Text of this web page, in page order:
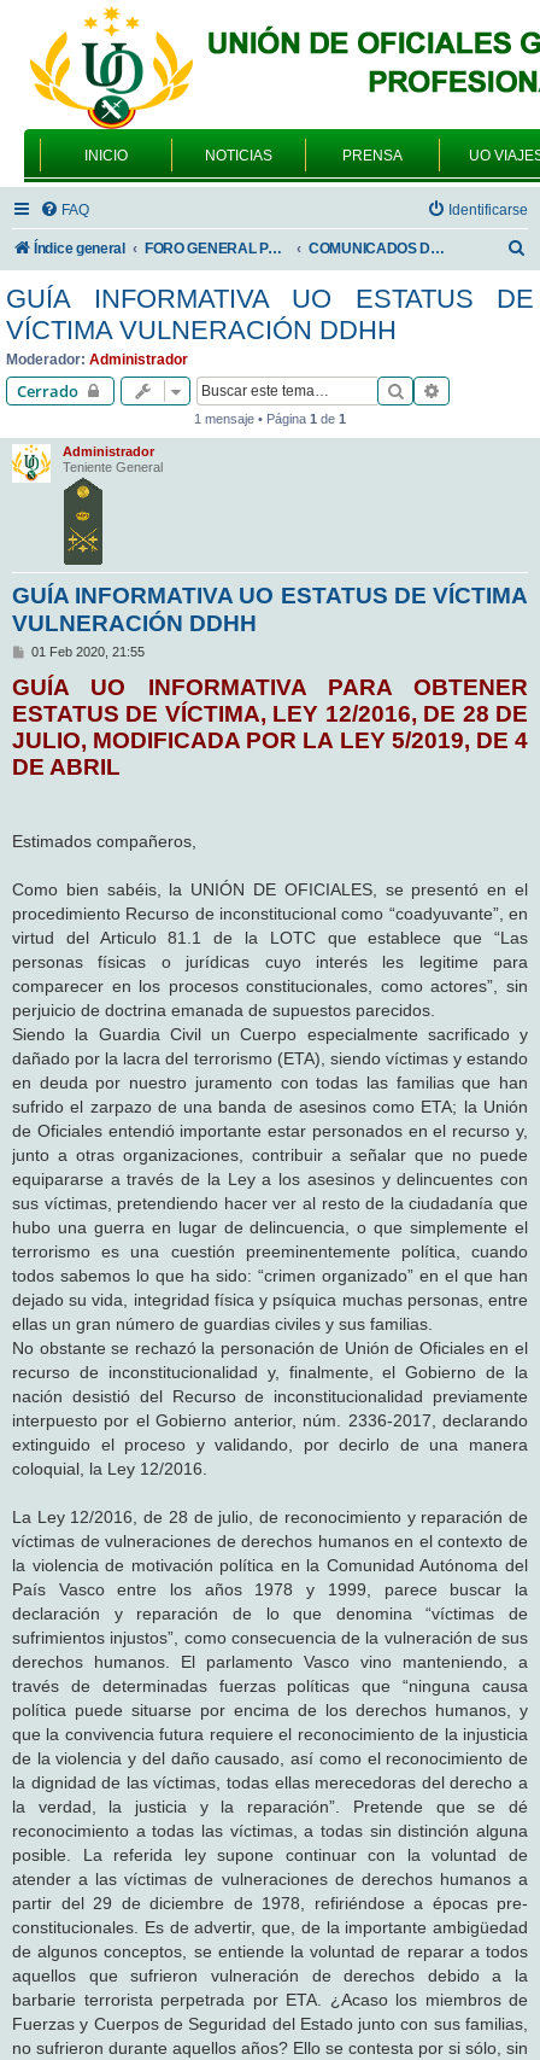
INICIO NOTICIAS PRENSA UO
FAQ Identificarse
Índice general FORO GENERAL PARA TODOS LOS USUARIOS COMUNICADOS DE LA UNIÓN DE OFICIALES
s
GUÍA INFORMATIVA UO ESTATUS DE
VÍCTIMA VULNERACIÓN DDHH
Moderador: Administrador
Cerrado Buscar
1 mensaje • Página 1 de 1
Administrador
Teniente General
GUÍA INFORMATIVA UO ESTATUS DE VÍCTIMA
VULNERACIÓN DDHH
M
n
s
a
e
01 Feb 2020, 21:55
GUÍA UO INFORMATIVA PARA OBTENER
ESTATUS DE VÍCTIMA, LEY 12/2016, DE 28 DE
JULIO, MODIFICADA POR LA LEY 5/2019, DE 4
DE ABRIL
Estimados compañeros,
Como bien sabéis, la UNIÓN DE OFICIALES, se presentó en el
procedimiento Recurso de inconstitucional como “coadyuvante”, en
virtud del Articulo 81.1 de la LOTC que establece que “Las
personas físicas o jurídicas cuyo interés les legitime para
comparecer en los procesos constitucionales, como actores”, sin
perjuicio de doctrina emanada de supuestos parecidos.
Siendo la Guardia Civil un Cuerpo especialmente sacrificado y
dañado por la lacra del terrorismo (ETA), siendo víctimas y estando
en deuda por nuestro juramento con todas las familias que han
sufrido el zarpazo de una banda de asesinos como ETA; la Unión
de Oficiales entendió importante estar personados en el recurso y,
junto a otras organizaciones, contribuir a señalar que no puede
equipararse a través de la Ley a los asesinos y delincuentes con
sus víctimas, pretendiendo hacer ver al resto de la ciudadanía que
hubo una guerra en lugar de delincuencia, o que simplemente el
terrorismo es una cuestión preeminentemente política, cuando
todos sabemos lo que ha sido: “crimen organizado” en el que han
dejado su vida, integridad física y psíquica muchas personas, entre
ellas un gran número de guardias civiles y sus familias.
No obstante se rechazó la personación de Unión de Oficiales en el
recurso de inconstitucionalidad y, finalmente, el Gobierno de la
nación desistió del Recurso de inconstitucionalidad previamente
interpuesto por el Gobierno anterior, núm. 2336-2017, declarando
extinguido el proceso y validando, por decirlo de una manera
coloquial, la Ley 12/2016.
La Ley 12/2016, de 28 de julio, de reconocimiento y reparación de
víctimas de vulneraciones de derechos humanos en el contexto de
la violencia de motivación política en la Comunidad Autónoma del
País Vasco entre los años 1978 y 1999, parece buscar la
declaración y reparación de lo que denomina “víctimas de
sufrimientos injustos”, como consecuencia de la vulneración de sus
derechos humanos. El parlamento Vasco vino manteniendo, a
través de determinadas fuerzas políticas que “ninguna causa
política puede situarse por encima de los derechos humanos, y
que la convivencia futura requiere el reconocimiento de la injusticia
de la violencia y del daño causado, así como el reconocimiento de
la dignidad de las víctimas, todas ellas merecedoras del derecho a
la verdad, la justicia y la reparación”. Pretende que se dé
reconocimiento a todas las víctimas, a todas sin distinción alguna
posible. La referida ley supone continuar con la voluntad de
atender a las víctimas de vulneraciones de derechos humanos a
partir del 29 de diciembre de 1978, refiriéndose a épocas pre-
constitucionales. Es de advertir, que, de la importante ambigüedad
de algunos conceptos, se entiende la voluntad de reparar a todos
aquellos que sufrieron vulneración de derechos debido a la
barbarie terrorista perpetrada por ETA. ¿Acaso los miembros de
Fuerzas y Cuerpos de Seguridad del Estado junto con sus familias,
no sufrieron durante aquellos años? Ello se contesta por si sólo, sin